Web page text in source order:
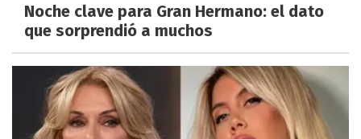
Noche clave para Gran Hermano: el dato
que sorprendió a muchos